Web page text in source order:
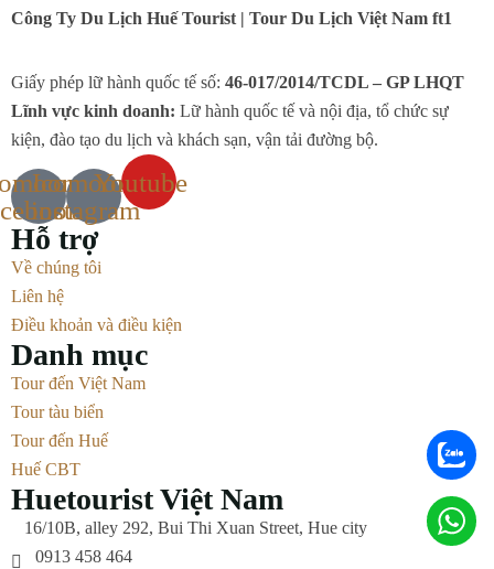
Công Ty Du Lịch Huế Tourist | Tour Du Lịch Việt Nam ft1
Giấy phép lữ hành quốc tế số: 46-017/2014/TCDL – GP LHQT
Lĩnh vực kinh doanh: Lữ hành quốc tế và nội địa, tổ chức sự
kiện, đào tạo du lịch và khách sạn, vận tải đường bộ.
Icomoon-
instagram
Youtube
Hỗ trợ
Về chúng tôi
Liên hệ
Điều khoản và điều kiện
Danh mục
Tour đến Việt Nam
Tour tàu biển
Tour đến Huế
Huế CBT
Huetourist Việt Nam
16/10B, alley 292, Bui Thi Xuan Street, Hue city
0913 458 464